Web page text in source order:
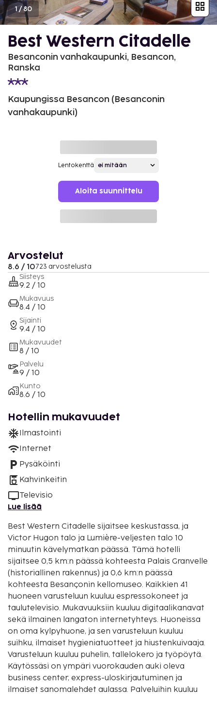
1/80
Best Western Citadelle
Besanconin vanhakaupunki, Besancon,
Ranska
Kaupungissa Besancon (Besanconin
vanhakaupunki)
Lentokenttä
Aloita suunnittelu
Arvostelut
8.6 / 10723 arvostelusta
Siisteys
9.2 / 10
Mukavuus
8.4 / 10
Sijainti
9.4 / 10
Mukavuudet
8 / 10
Palvelu
9 / 10
Kunto
8.6 / 10
Hotellin mukavuudet
Ilmastointi
Internet
Pysäköinti
Kahvinkeitin
Televisio
Lue lisää
Best Western Citadelle sijaitsee keskustassa, ja
Victor Hugon talo ja Lumière-veljesten talo 10
minuutin kävelymatkan päässä. Tämä hotelli
sijaitsee 0,5 km:n päässä kohteesta Palais Granvelle
(historiallinen rakennus) ja 0,6 km:n päässä
kohteesta Besançonin kellomuseo. Kaikkien 41
huoneen varusteluun kuuluu espressokoneet ja
taulutelevisio. Mukavuuksiin kuuluu digitaalikanavat
sekä ilmainen langaton internetyhteys. Huoneissa
on oma kylpyhuone, ja sen varusteluun kuuluu
suihku, ilmaiset hygieniatuotteet ja hiustenkuivaaja.
Varusteluun kuuluu puhelin, tallelokero ja työpöytä.
Käytössäsi on ympäri vuorokauden auki oleva
business center, express-uloskirjautuminen ja
ilmaiset sanomalehdet aulassa. Palveluihin kuuluu